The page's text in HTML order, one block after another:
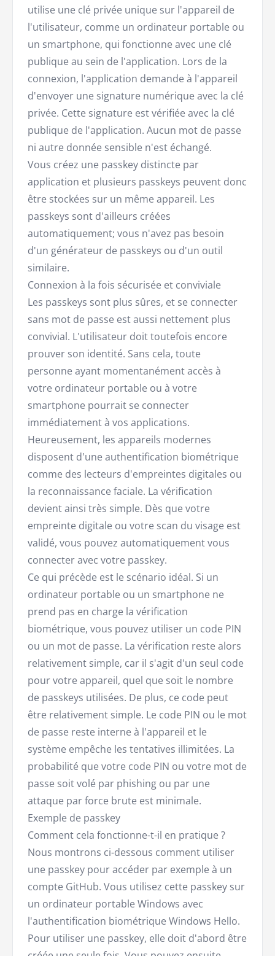
utilise une clé privée unique sur l'appareil de
l'utilisateur, comme un ordinateur portable ou
un smartphone, qui fonctionne avec une clé
publique au sein de l'application. Lors de la
connexion, l'application demande à l'appareil
d'envoyer une signature numérique avec la clé
privée. Cette signature est vérifiée avec la clé
publique de l'application. Aucun mot de passe
ni autre donnée sensible n'est échangé.
Vous créez une passkey distincte par
application et plusieurs passkeys peuvent donc
être stockées sur un même appareil. Les
passkeys sont d'ailleurs créées
automatiquement; vous n'avez pas besoin
d'un générateur de passkeys ou d'un outil
similaire.
Connexion à la fois sécurisée et conviviale
Les passkeys sont plus sûres, et se connecter
sans mot de passe est aussi nettement plus
convivial. L'utilisateur doit toutefois encore
prouver son identité. Sans cela, toute
personne ayant momentanément accès à
votre ordinateur portable ou à votre
smartphone pourrait se connecter
immédiatement à vos applications.
Heureusement, les appareils modernes
disposent d'une authentification biométrique
comme des lecteurs d'empreintes digitales ou
la reconnaissance faciale. La vérification
devient ainsi très simple. Dès que votre
empreinte digitale ou votre scan du visage est
validé, vous pouvez automatiquement vous
connecter avec votre passkey.
Ce qui précède est le scénario idéal. Si un
ordinateur portable ou un smartphone ne
prend pas en charge la vérification
biométrique, vous pouvez utiliser un code PIN
ou un mot de passe. La vérification reste alors
relativement simple, car il s'agit d'un seul code
pour votre appareil, quel que soit le nombre
de passkeys utilisées. De plus, ce code peut
être relativement simple. Le code PIN ou le mot
de passe reste interne à l'appareil et le
système empêche les tentatives illimitées. La
probabilité que votre code PIN ou votre mot de
passe soit volé par phishing ou par une
attaque par force brute est minimale.
Exemple de passkey
Comment cela fonctionne-t-il en pratique ?
Nous montrons ci-dessous comment utiliser
une passkey pour accéder par exemple à un
compte GitHub. Vous utilisez cette passkey sur
un ordinateur portable Windows avec
l'authentification biométrique Windows Hello.
Pour utiliser une passkey, elle doit d'abord être